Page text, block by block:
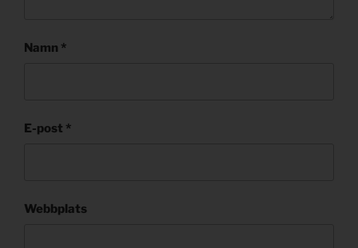
Namn *
E-post *
Webbplats